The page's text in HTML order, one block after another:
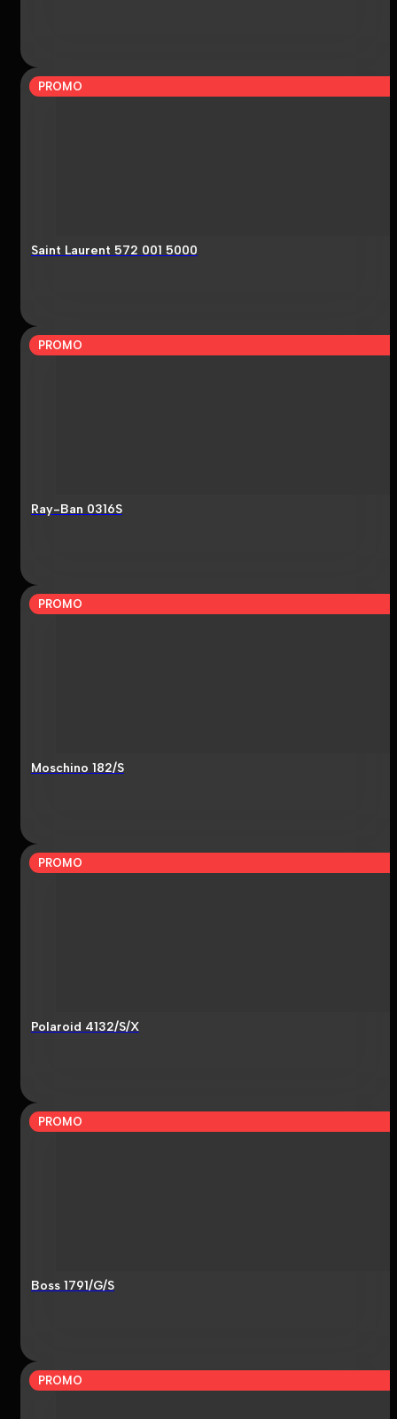
PROMO
Saint Laurent 572 001 5000
PROMO
Ray-Ban 0316S
PROMO
Moschino 182/S
PROMO
Polaroid 4132/S/X
PROMO
Boss 1791/G/S
PROMO